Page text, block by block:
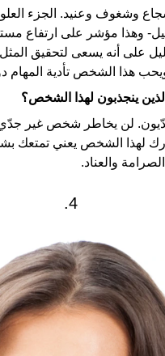
وشغوف وعنيد. الجزء
وهذا مؤشر على ارتفاع
على أنه يسعى لتحقيق المثل
هذا الشخص تأدية المهام
ينجذبون لهذا الشخص؟
لن يخاطر شخص غير جدّي
لهذا الشخص يعني تمتعك
والعناد.
4.